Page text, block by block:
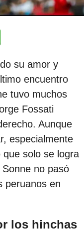
b
su amor y
encuentro
tuvo muchos
Fossati
Aunque
especialmente
solo se logra
no pasó
peruanos en
los hinchas